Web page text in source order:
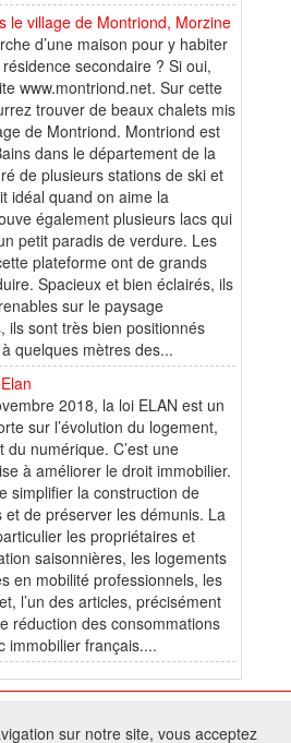
le village de Montriond, Morzine
d’une maison pour y habiter
secondaire ? Si oui,
www.montriond.net. Sur cette
trouver de beaux chalets mis
de Montriond. Montriond est
dans le département de la
de plusieurs stations de ski et
idéal quand on aime la
également plusieurs lacs qui
petit paradis de verdure. Les
plateforme ont de grands
Spacieux et bien éclairés, ils
sur le paysage
ils sont très bien positionnés
quelques mètres des...
2018, la loi ELAN est un
sur l’évolution du logement,
du numérique. C’est une
à améliorer le droit immobilier.
simplifier la construction de
et de préserver les démunis. La
les propriétaires et
saisonnières, les logements
en mobilité professionnels, les
l’un des articles, précisément
réduction des consommations
immobilier français....
sur notre site, vous acceptez